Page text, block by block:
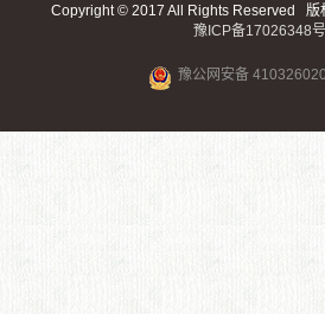
Copyright © 2017 All Rights Reserved 版
豫ICP备17026348
豫公网安备